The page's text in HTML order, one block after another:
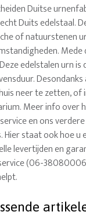
Duitse
Duits edelstaal.
of natuurstenen
edelstalen urn
neer te zetten,
Meer info over
en ons
Hier staat ook hoe
levertijden en
(06-